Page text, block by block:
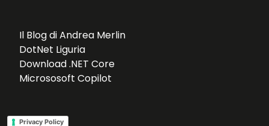
Il Blog di Andrea Merlin
DotNet Liguria
Download .NET Core
Micrososoft Copilot
Privacy Policy